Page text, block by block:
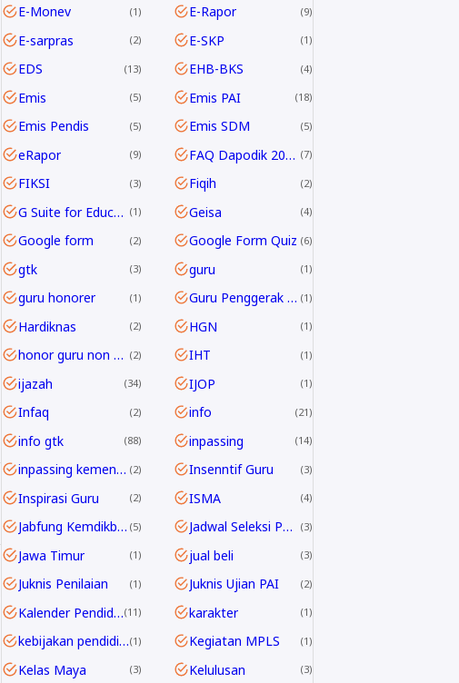
E-Monev 1 E-Rapor 9
E-sarpras 2 E-SKP 1
EDS 13 EHB-BKS 4
Emis 5 Emis PAI 18
Emis Pendis 5 Emis SDM 5
eRapor 9 FAQ Dapodik 2019.c 7
FIKSI 3 Fiqih 2
G Suite for Education 1 Geisa 4
Google form 2 Google Form Quiz 6
gtk 3 guru 1
guru honorer 1 Guru Penggerak GPAI 1
Hardiknas 2 HGN 1
honor guru non ASN 2 IHT 1
ijazah 34 IJOP 1
Infaq 2 info 21
info gtk 88 inpassing 14
inpassing kemenag 2 Insenntif Guru 3
Inspirasi Guru 2 ISMA 4
Jabfung Kemdikbud 5 Jadwal Seleksi PPPK Guru 2024 3
Jawa Timur 1 jual beli 3
Juknis Penilaian 1 Juknis Ujian PAI 2
Kalender Pendidikan 11 karakter 1
kebijakan pendidikan 2025 1 Kegiatan MPLS 1
Kelas Maya 3 Kelulusan 3